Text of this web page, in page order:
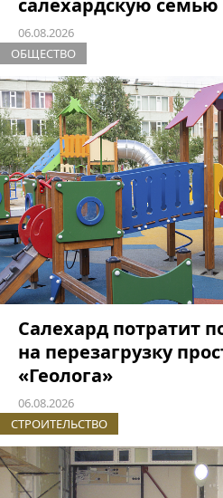
салехардскую семью
06.08.2026
ОБЩЕСТВО
Салехард потратит
на перезагрузку
«Геолога»
06.08.2026
СТРОИТЕЛЬСТВО